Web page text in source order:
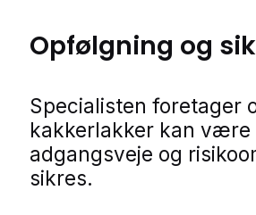
Opfølgning og
Specialisten foretager
kakkerlakker kan være
adgangsveje og
sikres.